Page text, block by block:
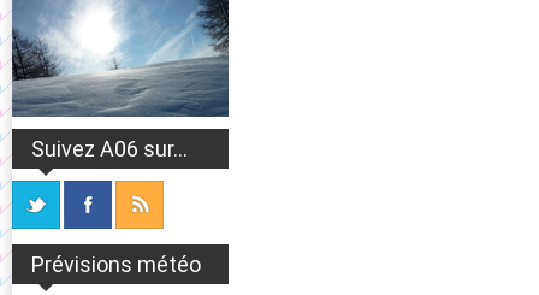
Suivez A06 sur...
Prévisions météo